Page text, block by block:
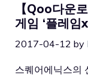
【Qoo다운
게임 ‘플레임
2017-04-12 by
스퀘어에닉스의